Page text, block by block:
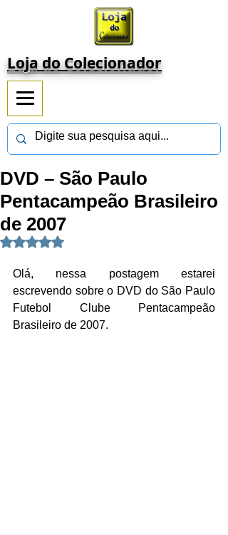
Loja do Colecionador
DVD – São Paulo
Pentacampeão Brasileiro
de 2007
Avaliado com NaN de 5 estrelas.
Olá, nessa postagem estarei
escrevendo sobre o DVD do São Paulo
Futebol Clube Pentacampeão
Brasileiro de 2007.